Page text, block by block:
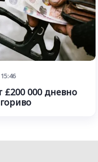
£200 000 дневно